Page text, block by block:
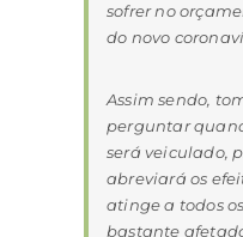
sofrer no
do novo
Assim sendo,
perguntar
será veiculado,
abreviará os
atinge a todos
bastante